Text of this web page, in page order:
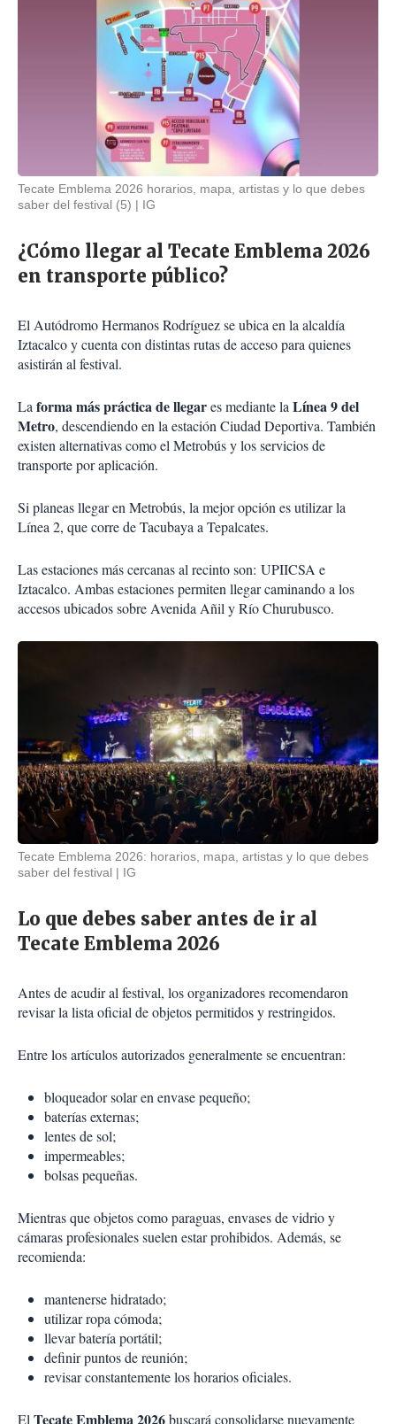
Tecate Emblema 2026 horarios, mapa, artistas y lo que debes
saber del festival (5)
IG
¿Cómo llegar al Tecate Emblema 2026
en transporte público?
El Autódromo Hermanos Rodríguez se ubica en la alcaldía
Iztacalco y cuenta con distintas rutas de acceso para quienes
asistirán al festival.
Laforma más práctica de llegares mediante laLínea 9 del
Metro, descendiendo en la estación Ciudad Deportiva. También
existen alternativas como el Metrobús y los servicios de
transporte por aplicación.
Si planeas llegar en Metrobús, la mejor opción es utilizar la
Línea 2, que corre de Tacubaya a Tepalcates.
Las estaciones más cercanas al recinto son: UPIICSA e
Iztacalco. Ambas estaciones permiten llegar caminando a los
accesos ubicados sobre Avenida Añil y Río Churubusco.
Tecate Emblema 2026: horarios, mapa, artistas y lo que debes
saber del festival
IG
Lo que debes saber antes de ir al
Tecate Emblema 2026
Antes de acudir al festival, los organizadores recomendaron
revisar la lista oficial de objetos permitidos y restringidos.
Entre los artículos autorizados generalmente se encuentran:
bloqueador solar en envase pequeño;
baterías externas;
lentes de sol;
impermeables;
bolsas pequeñas.
Mientras que objetos como paraguas, envases de vidrio y
cámaras profesionales suelen estar prohibidos. Además, se
recomienda:
mantenerse hidratado;
utilizar ropa cómoda;
llevar batería portátil;
definir puntos de reunión;
revisar constantemente los horarios oficiales.
El Tecate Emblema 2026buscará consolidarse nuevamente